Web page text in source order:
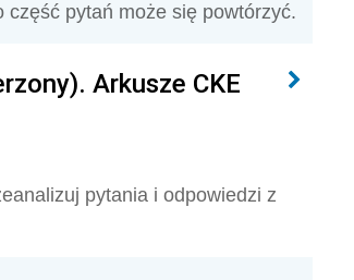
część pytań może się powtórzyć.
Arkusze CKE
pytania i odpowiedzi z